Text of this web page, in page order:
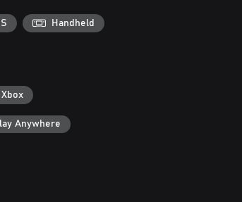
Handheld
Anywhere